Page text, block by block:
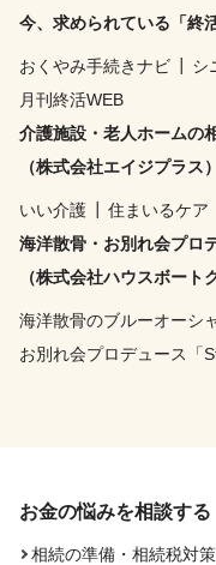
今、求められている「終
おくやみ手続きナビ
シ
月刊終活WEB
介護施設・老人ホームの
（株式会社エイジプラス）
いい介護
住まいるケア
海洋散骨・お別れ会プロ
（株式会社ハウスボート
海洋散骨のブルーオーシ
お別れ会プロデュース「
お金の悩みを相談する
相続の準備・相続税対策